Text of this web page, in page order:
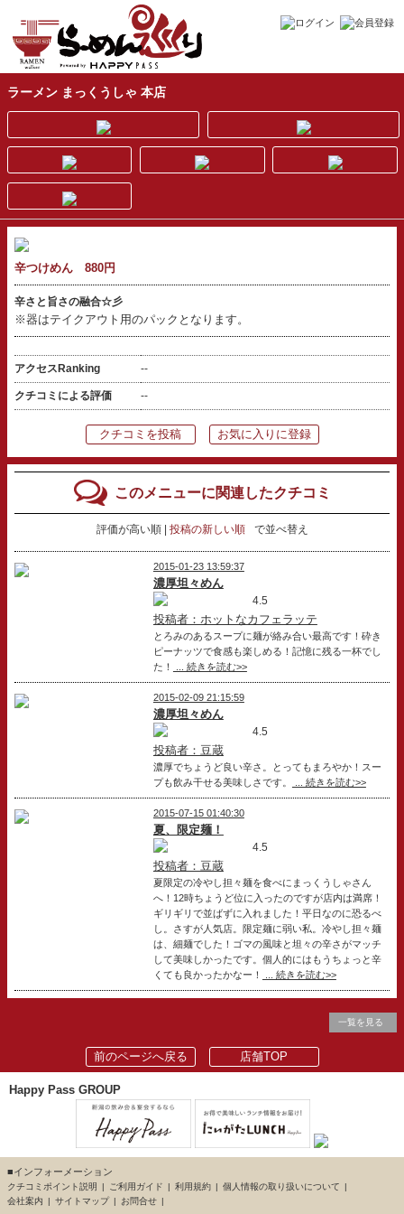
ラーメン まっくうしゃ 本店
辛つけめん 880円
辛さと旨さの融合☆彡
※器はテイクアウト用のパックとなります。
アクセスRanking --
クチコミによる評価 --
クチコミを投稿 お気に入りに登録
このメニューに関連したクチコミ
評価が高い順 投稿の新しい順 で並べ替え
2015-01-23 13:59:37
濃厚坦々めん
4.5
投稿者：ホットなカフェラッテ
とろみのあるスープに麺が絡み合い最高です！砕き
ピーナッツで食感も楽しめる！記憶に残る一杯でし
た！
... 続きを読む>>
2015-02-09 21:15:59
濃厚坦々めん
4.5
投稿者：豆蔵
濃厚でちょうど良い辛さ。とってもまろやか！スー
プも飲み干せる美味しさです。
... 続きを読む>>
2015-07-15 01:40:30
夏、限定麺！
4.5
投稿者：豆蔵
夏限定の冷やし担々麺を食べにまっくうしゃさん
へ！12時ちょうど位に入ったのですが店内は満席！
ギリギリで並ばずに入れました！平日なのに恐るべ
し。さすが人気店。限定麺に弱い私。冷やし担々麺
は、細麺でした！ゴマの風味と坦々の辛さがマッチ
して美味しかったです。個人的にはもうちょっと辛
くても良かったかなー！
... 続きを読む>>
一覧を見る
前のページへ戻る 店舗TOP
Happy Pass GROUP
■インフォーメーション
クチコミポイント説明 ご利用ガイド 利用規約
個人情報の取り扱いについて
会社案内
サイトマップ お問合せ